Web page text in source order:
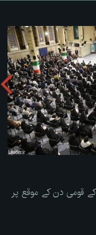
کے قومی دن کے موقع پر
تصویری البم دریافت کریں:zip
کے قومی دن کے موقع پر